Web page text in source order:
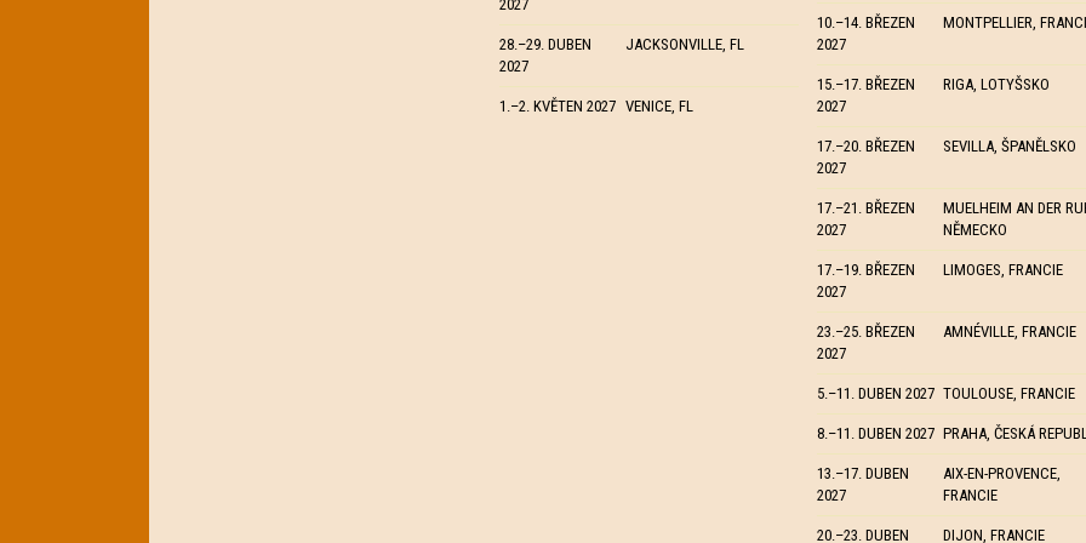
2027
28.–29. DUBEN
2027
JACKSONVILLE, FL
1.–2. KVĚTEN 2027 VENICE, FL
10.–14. BŘEZEN
2027
MONTPELLIER,
15.–17. BŘEZEN
2027
RIGA, LOTYŠSKO
17.–20. BŘEZEN
2027
SEVILLA, ŠPANĚLSKO
17.–21. BŘEZEN
2027
MUELHEIM AN DER
NĚMECKO
17.–19. BŘEZEN
2027
LIMOGES, FRANCIE
23.–25. BŘEZEN
2027
AMNÉVILLE, FRANCIE
5.–11. DUBEN 2027 TOULOUSE, FRANCIE
8.–11. DUBEN 2027 PRAHA, ČESKÁ
13.–17. DUBEN
2027
AIX-EN-PROVENCE,
FRANCIE
20.–23. DUBEN DIJON, FRANCIE